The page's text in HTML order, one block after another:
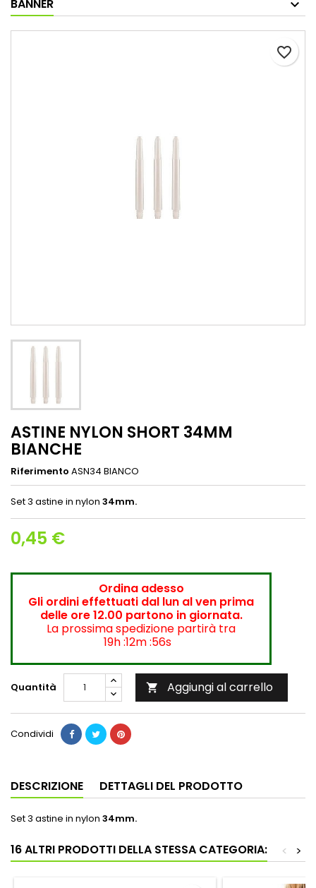
BANNER
favorite_border
ASTINE NYLON SHORT 34MM
BIANCHE
Riferimento ASN34 BIANCO
Set 3 astine in nylon 34mm.
0,45 €
Ordina adesso
Gli ordini effettuati dal lun al ven prima
delle ore 12.00 partono in giornata.
La prossima spedizione partirà tra
19h :12m :56s
Quantità  Aggiungi al carrello
Condividi
DESCRIZIONE DETTAGLI DEL PRODOTTO
Set 3 astine in nylon 34mm.
16 ALTRI PRODOTTI DELLA STESSA CATEGORIA: >
<